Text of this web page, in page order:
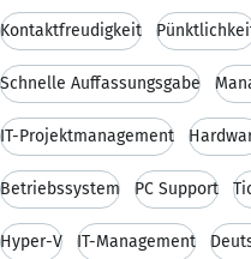
Kontaktfreudigkeit
Schnelle Auffassungsgabe
IT-Projektmanagement
Betriebssystem PC Support
Hyper-V IT-Management